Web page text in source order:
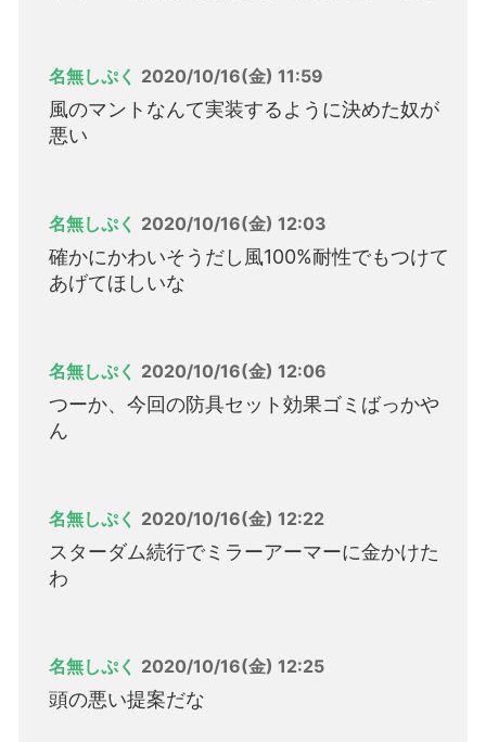
名無しぷく 2020/10/16(金) 11:59
風のマントなんて実装するように決めた奴が
悪い
名無しぷく 2020/10/16(金) 12:03
確かにかわいそうだし風100%耐性でもつけて
あげてほしいな
名無しぷく 2020/10/16(金) 12:06
つーか、今回の防具セット効果ゴミばっかや
ん
名無しぷく 2020/10/16(金) 12:22
スターダム続行でミラーアーマーに金かけた
わ
名無しぷく 2020/10/16(金) 12:25
頭の悪い提案だな